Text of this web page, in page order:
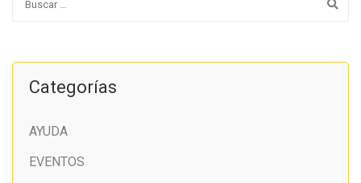
Categorías
AYUDA
EVENTOS